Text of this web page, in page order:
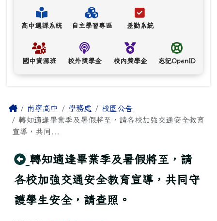
高中選課系統 自主學習專區 差勤系統
國中資源班 校外獎學金 校內獎學金 忘記OpenID
主內容區域
Home南寧高中 學務處
校園公告
轉知適逢畢業季及暑假將至，請各校加強交通安全教育
宣導，共同...
回上頁
轉知適逢畢業季及暑假將至，請
各校加強交通安全教育宣導，共同守
護學生安全，請查照。